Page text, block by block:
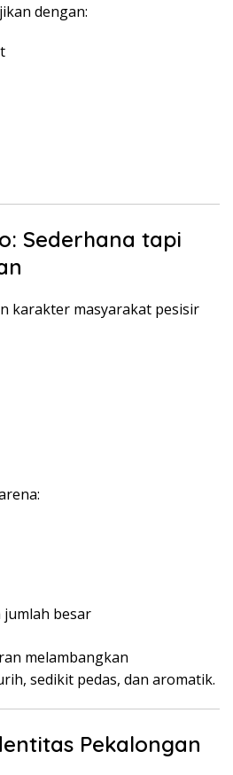
dengan:
Sederhana tapi
karakter masyarakat pesisir
jumlah besar
melambangkan
sedikit pedas, dan aromatik.
Pekalongan